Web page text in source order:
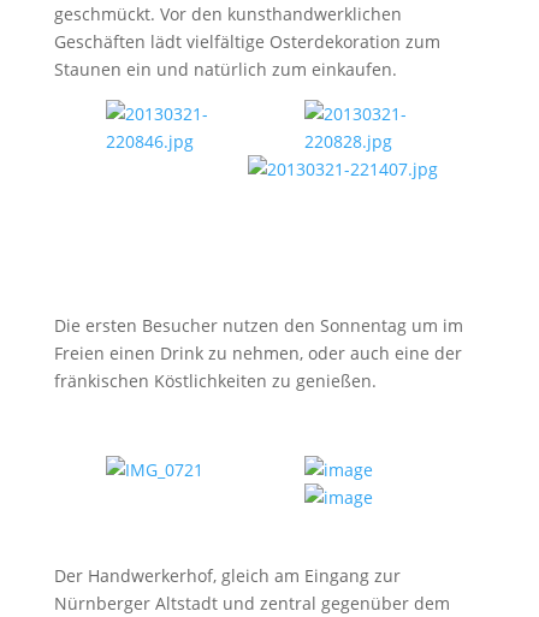
geschmückt. Vor den kunsthandwerklichen
Geschäften lädt vielfältige Osterdekoration zum
Staunen ein und natürlich zum einkaufen.
Die ersten Besucher nutzen den Sonnentag um im
Freien einen Drink zu nehmen, oder auch eine der
fränkischen Köstlichkeiten zu genießen.
Der Handwerkerhof, gleich am Eingang zur
Nürnberger Altstadt und zentral gegenüber dem